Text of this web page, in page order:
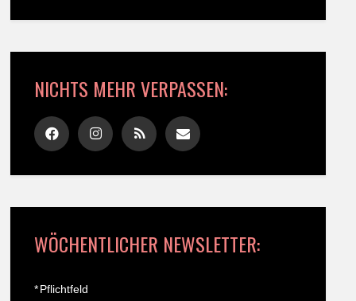
NICHTS MEHR VERPASSEN:
WÖCHENTLICHER NEWSLETTER:
*Pflichtfeld